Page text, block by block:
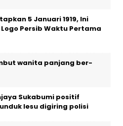
5 Januari 1919, Ini
Persib Waktu Pertama
wanita panjang ber-
Sukabumi positif
lesu digiring polisi